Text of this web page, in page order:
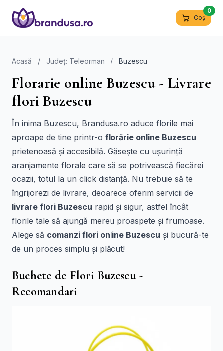
Coș
0
Acasă / Județ: Teleorman / Buzescu
Florarie online Buzescu - Livrare
flori Buzescu
În inima Buzescu, Brandusa.ro aduce florile mai
aproape de tine printr-o florărie online Buzescu
prietenoasă și accesibilă. Găsește cu ușurință
aranjamente florale care să se potrivească fiecărei
ocazii, totul la un click distanță. Nu trebuie să te
îngrijorezi de livrare, deoarece oferim servicii de
livrare flori Buzescu rapid și sigur, astfel încât
florile tale să ajungă mereu proaspete și frumoase.
Alege să comanzi flori online Buzescu și bucură-te
de un proces simplu și plăcut!
Buchete de Flori Buzescu -
Recomandari